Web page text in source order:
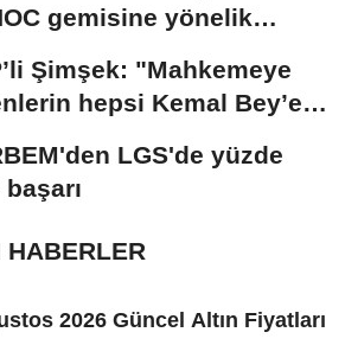
gemisine yönelik
Şimşek: "Mahkemeye
hepsi Kemal Bey’e
LGS'de yüzde
HABERLER
2026 Güncel Altın Fiyatları